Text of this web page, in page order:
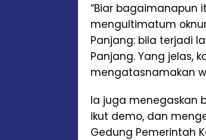
“Biar bagaimanapun
mengultimatum
Panjang: bila terjadi
Panjang. Yang jelas,
mengatasnamakan
Ia juga menegaskan
ikut demo, dan
Gedung Pemerintah